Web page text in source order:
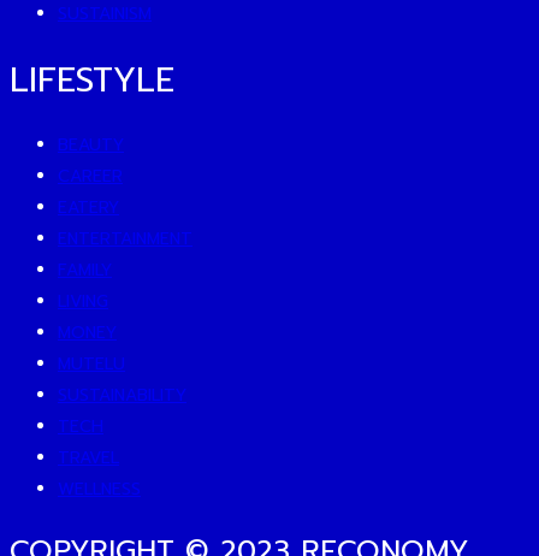
SUSTAINISM
LIFESTYLE
BEAUTY
CAREER
EATERY
ENTERTAINMENT
FAMILY
LIVING
MONEY
MUTELU
SUSTAINABILITY
TECH
TRAVEL
WELLNESS